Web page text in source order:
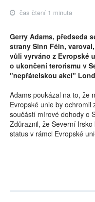
čas čtení 1 minuta
Gerry Adams, předseda
strany Sinn Féin,
vůli vyrváno z Evropské
o ukončení terorismu v
"nepřátelskou akcí"
Adams poukázal na to, že
Evropské unie by ochromil
součástí mírové dohody o
Zdůraznil, že Severní
status v rámci Evropské